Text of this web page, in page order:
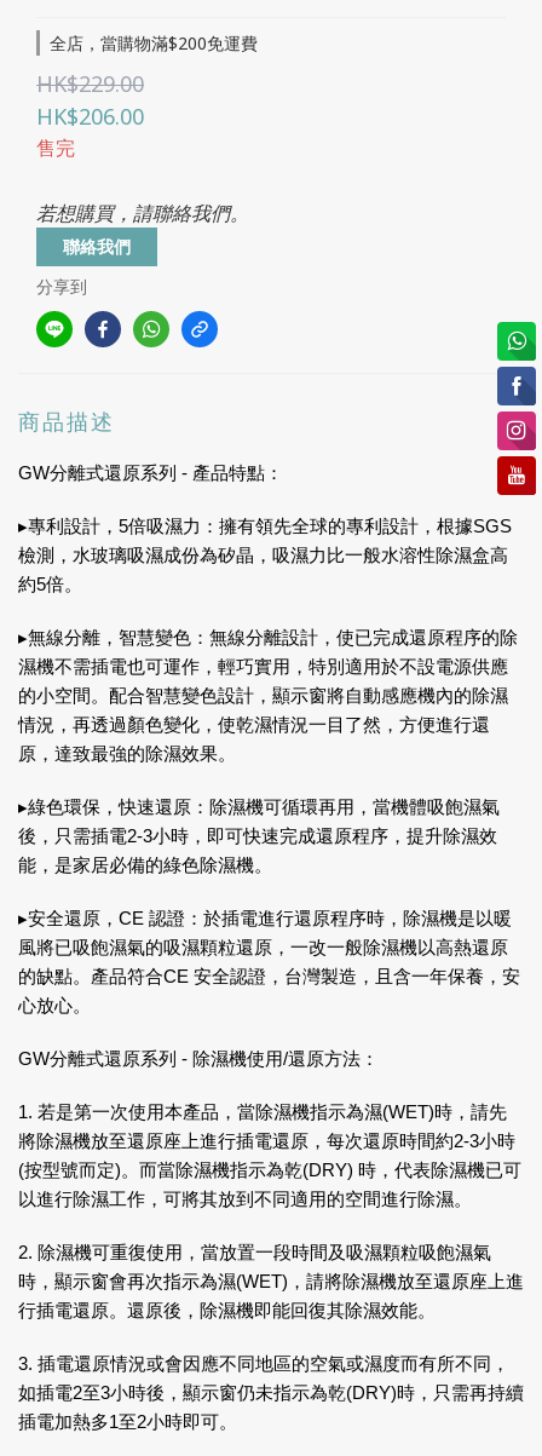
全店，當購物滿$200免運費
HK$229.00
HK$206.00
售完
若想購買，請聯絡我們。
聯絡我們
分享到
商品描述
GW分離式還原系列 - 產品特點：
▸專利設計，5倍吸濕力：擁有領先全球的專利設計，根據SGS
檢測，水玻璃吸濕成份為矽晶，吸濕力比一般水溶性除濕盒高
約5倍。
▸無線分離，智慧變色：無線分離設計，使已完成還原程序的除
濕機不需插電也可運作，輕巧實用，特別適用於不設電源供應
的小空間。配合智慧變色設計，顯示窗將自動感應機內的除濕
情況，再透過顏色變化，使乾濕情況一目了然，方便進行還
原，達致最強的除濕效果。
▸綠色環保，快速還原：除濕機可循環再用，當機體吸飽濕氣
後，只需插電2-3小時，即可快速完成還原程序，提升除濕效
能，是家居必備的綠色除濕機。
▸安全還原，CE 認證：於插電進行還原程序時，除濕機是以暖
風將已吸飽濕氣的吸濕顆粒還原，一改一般除濕機以高熱還原
的缺點。產品符合CE 安全認證，台灣製造，且含一年保養，安
心放心。
GW分離式還原系列 - 除濕機使用/還原方法：
1. 若是第一次使用本產品，當除濕機指示為濕(WET)時，請先
將除濕機放至還原座上進行插電還原，每次還原時間約2-3小時
(按型號而定)。而當除濕機指示為乾(DRY) 時，代表除濕機已可
以進行除濕工作，可將其放到不同適用的空間進行除濕。
2. 除濕機可重復使用，當放置一段時間及吸濕顆粒吸飽濕氣
時，顯示窗會再次指示為濕(WET)，請將除濕機放至還原座上進
行插電還原。還原後，除濕機即能回復其除濕效能。
3. 插電還原情況或會因應不同地區的空氣或濕度而有所不同，
如插電2至3小時後，顯示窗仍未指示為乾(DRY)時，只需再持續
插電加熱多1至2小時即可。